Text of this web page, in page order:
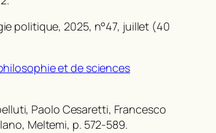
politique, 2025, n°47, juillet (40
et de sciences
Paolo Cesaretti, Francesco
Meltemi, p. 572-589.